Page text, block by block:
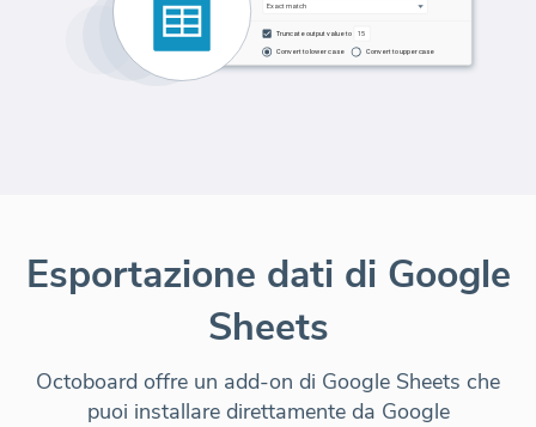
Esportazione dati di Google
Sheets
Octoboard offre un add-on di Google Sheets che
puoi installare direttamente da Google